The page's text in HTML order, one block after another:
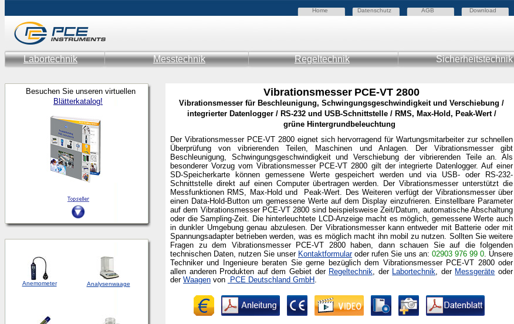
Home Datenschutz AGB Download
Labortechnik Messtechnik Regeltechnik Sicherheitstechnik
Besuchen Sie unseren virtuellen
Blätterkatalog!
Anemometer Analysenwaage
Vibrationsmesser PCE-VT 2800
Vibrationsmesser für Beschleunigung, Schwingungsgeschwindigkeit und Verschiebung /
integrierter Datenlogger / RS-232 und USB-Schnittstelle / RMS, Max-Hold, Peak-Wert /
grüne Hintergrundbeleuchtung
Der VibrationsmesserPCE-VT 2800 eignet sich hervorragend für Wartungsmitarbeiter zur schnellen
Überprüfung von vibrierenden Teilen, Maschinen und Anlagen. Der Vibrationsmesser gibt
Beschleunigung, Schwingungsgeschwindigkeit und Verschiebung
der vibrierenden Teilean. Als
besonderer Vorzug vomVibrationsmesserPCE-VT 2800 gilt der integrierte Datenlogger. Auf einer
SD-Speicherkarte können gemessene Werte gespeichert werden und viaUSB- oder RS-232-
Schnittstelle direkt auf einen Computer übertragen werden. DerVibrationsmesserunterstützt die
Messfunktionen RMS, Max-Hold und
Peak-Wert. Des Weiteren verfügt der Vibrationsmesserüber
einen Data-Hold-Button um gemessene Werte auf dem Display einzufrieren. Einstellbare Parameter
auf dem Vibrationsmesser PCE-VT 2800 sind beispielsweise Zeit/Datum, automatische Abschaltung
oder die Sampling-Zeit. Die hinterleuchtete LCD-Anzeige macht es möglich, gemessene Werte auch
in dunkler Umgebung genau abzulesen. Der Vibrationsmesser kann entweder mit Batterie oder mit
Spannungsadapter betrieben werden, was es möglich macht ihn mobil zu nutzen. Sollten Sie weitere
Fragen zu dem Vibrationsmesser PCE-VT 2800
haben, dann schauen Sie auf die folgenden
technischen Daten, nutzen Sie unser Kontaktformular oder rufen Sie uns an: 02903 976 99 0. Unsere
Techniker und Ingenieure beraten Sie gerne bezüglich dem Vibrationsmesser PCE-VT 2800oder
allen anderen Produkten auf dem Gebietder Regeltechnik, der Labortechnik, der Messgeräte oder
der Waagen von PCE Deutschland GmbH.